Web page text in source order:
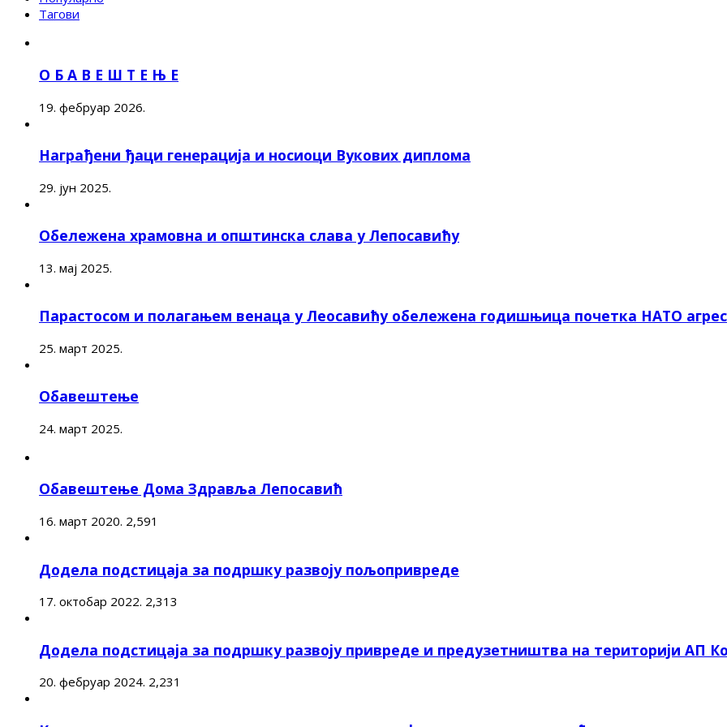
Тагови
О Б А В Е Ш Т Е Њ Е
19. фебруар 2026.
Награђени ђаци генерација и носиоци Вукових диплома
29. јун 2025.
Обележена храмовна и општинска слава у Лепосавићу
13. мај 2025.
Парастосом и полагањем венаца у Леосавићу обележена годишњица почетка НАТО
25. март 2025.
Обавештење
24. март 2025.
Обавештење Дома Здравља Лепосавић
16. март 2020. 2,591
Додела подстицаја за подршку развоју пољопривреде
17. октобар 2022. 2,313
Додела подстицаја за подршку развоју привреде и предузетништва на територији АП
20. фебруар 2024. 2,231